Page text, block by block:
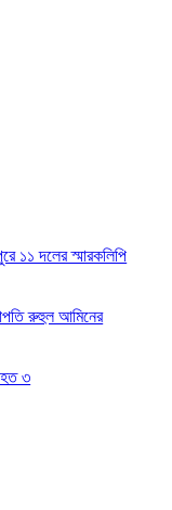
১১ দলের স্মারকলিপি
রুহুল আমিনের
৩